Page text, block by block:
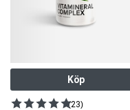
Köp
(23)